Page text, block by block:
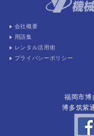
会社概要
用語集
レンタル活用術
プライバシーポリシー
福岡市博
博多筑紫